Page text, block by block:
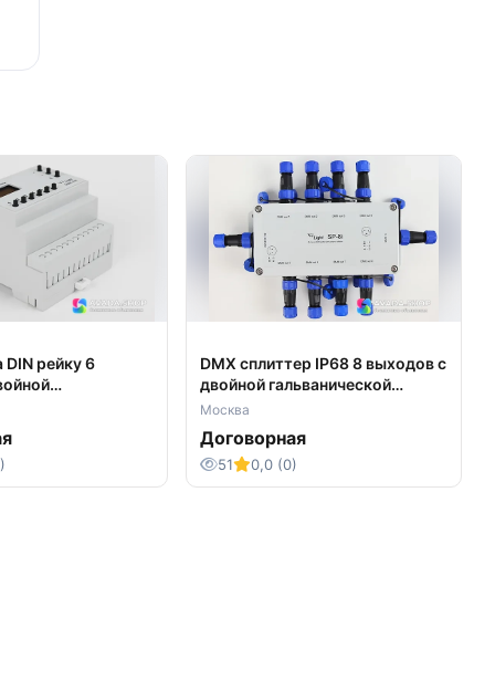
DIN рейку 6
DMX сплиттер IP68 8 выходов с
двойной гальванической
развязкой &quot;SP-8i&quot;.
Москва
Договорная
51 0,0 (0)